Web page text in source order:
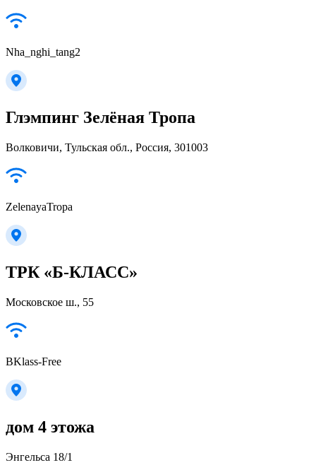
Nha_nghi_tang2
Глэмпинг Зелёная Тропа
Волковичи, Тульская обл., Россия, 301003
ZelenayaTropa
ТРК «Б-КЛАСС»
Московское ш., 55
BKlass-Free
дом 4 этожа
Энгельса 18/1